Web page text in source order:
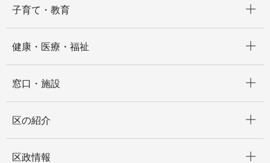
子育て・教育
健康・医療・福祉
窓口・施設
区の紹介
区政情報